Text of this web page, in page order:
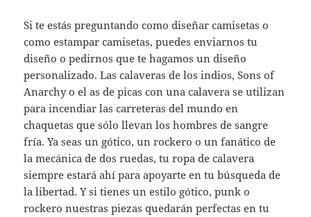
Si te estás preguntando como diseñar camisetas o
como estampar camisetas, puedes enviarnos tu
diseño o pedirnos que te hagamos un diseño
personalizado. Las calaveras de los indios, Sons of
Anarchy o el as de picas con una calavera se utilizan
para incendiar las carreteras del mundo en
chaquetas que sólo llevan los hombres de sangre
fría. Ya seas un gótico, un rockero o un fanático de
la mecánica de dos ruedas, tu ropa de calavera
siempre estará ahí para apoyarte en tu búsqueda de
la libertad. Y si tienes un estilo gótico, punk o
rockero nuestras piezas quedarán perfectas en tu